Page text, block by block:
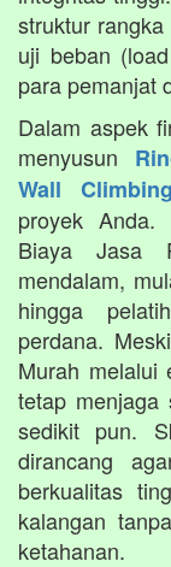
struktur
uji beban
para pemanjat
Dalam aspek
menyusun
Wall Climbing
proyek Anda.
Biaya Jasa
mendalam,
hingga
perdana.
Murah melalui
tetap menjaga
sedikit pun.
dirancang
berkualitas
kalangan
ketahanan.